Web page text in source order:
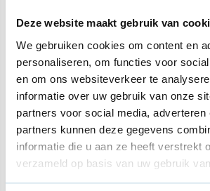
Deze website maakt gebruik van
We gebruiken cookies om content en
personaliseren, om functies voor
en om ons websiteverkeer te
informatie over uw gebruik van onze
partners voor social media, adverteren
partners kunnen deze gegevens
informatie die u aan ze heeft verstrekt
verzameld op basis van uw gebruik
Wit
€ 12,95
Aansluiting: USB-A
Vermogen: 5 Volt
Morgen in huis
Zwart
€